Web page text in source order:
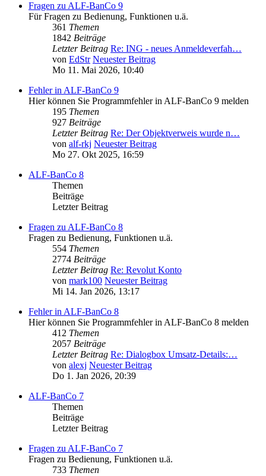
Fragen zu ALF-BanCo 9
Für Fragen zu Bedienung, Funktionen u.ä.
361 Themen
1842 Beiträge
Letzter Beitrag Re: ING - neues Anmeldeverfah…
von EdStr Neuester Beitrag
Mo 11. Mai 2026, 10:40
Fehler in ALF-BanCo 9
Hier können Sie Programmfehler in ALF-BanCo 9 melden
195 Themen
927 Beiträge
Letzter Beitrag Re: Der Objektverweis wurde n…
von alf-rkj Neuester Beitrag
Mo 27. Okt 2025, 16:59
ALF-BanCo 8
Themen
Beiträge
Letzter Beitrag
Fragen zu ALF-BanCo 8
Fragen zu Bedienung, Funktionen u.ä.
554 Themen
2774 Beiträge
Letzter Beitrag Re: Revolut Konto
von mark100 Neuester Beitrag
Mi 14. Jan 2026, 13:17
Fehler in ALF-BanCo 8
Hier können Sie Programmfehler in ALF-BanCo 8 melden
412 Themen
2057 Beiträge
Letzter Beitrag Re: Dialogbox Umsatz-Details:…
von alexj Neuester Beitrag
Do 1. Jan 2026, 20:39
ALF-BanCo 7
Themen
Beiträge
Letzter Beitrag
Fragen zu ALF-BanCo 7
Fragen zu Bedienung, Funktionen u.ä.
733 Themen